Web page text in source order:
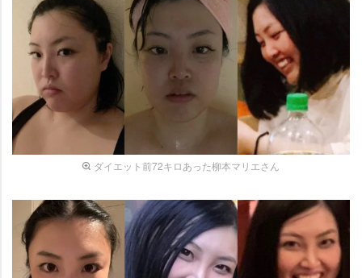
ダイエット前72キロあった柳本マリエさん